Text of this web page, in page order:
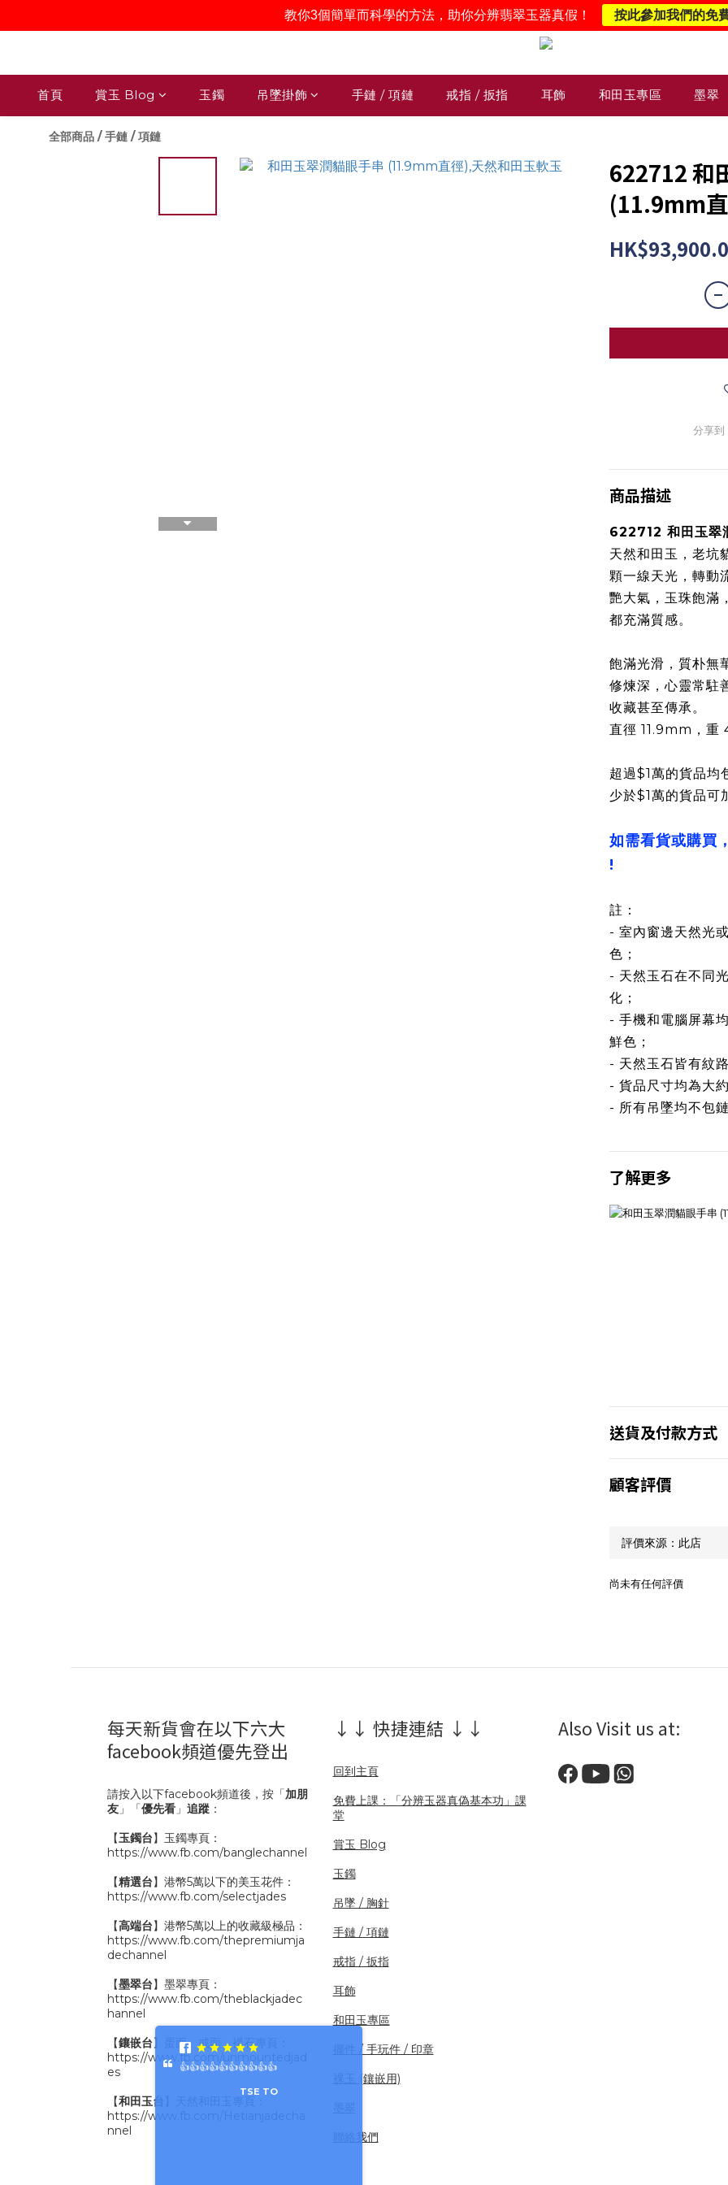
首頁 賞玉 Blog 玉鐲 吊墜掛飾 手鏈 / 項鏈 戒指 / 扳指 耳飾 和田玉專區 墨翠
全部商品 /手鏈 / 項鏈
622712 和
(11.9mm
分享到
商品描述
622712 和田玉翠
天然和田玉，老坑
顆一線天光，轉動
艷大氣，玉珠飽滿
都充滿質感。
飽滿光滑，質朴無
修煉深，心靈常駐
收藏甚至傳承。
直徑 11.9mm，重
超過$1萬的貨品均
少於$1萬的貨品
如需看貨或購買
!
註：
- 室內窗邊天然光
色；
- 天然玉石在不同
化；
- 手機和電腦屏幕
鮮色；
- 天然玉石皆有紋
- 貨品尺寸均為大
- 所有吊墜均不包
了解更多
送貨及付款方式
顧客評價
尚未有任何評價
每天新貨會在以下六大
facebook頻道優先登出
請按入以下facebook頻道後，按「加朋
友 」「優先看 」 追蹤 ：
【玉鐲台】玉鐲專頁：
https://www.fb.com/banglechannel
【精選台】港幣5萬以下的美玉花件：
https://www.fb.com/selectjades
【高端台】港幣5萬以上的收藏級極品：
https://www.fb.com/thepremiumja
dechannel
【墨翠台】墨翠專頁：
https://www.fb.com/theblackjadec
hannel
【鑲嵌台】蛋面、戒面、裸石專頁：
https://www.fb.com/unmountedjad
es
【和田玉台
https://www.fb.com/Hetianjadecha
nnel
↓↓ 快捷連結 ↓↓
回到主頁
免費上課：「分辨玉器真偽基本功」課
堂
賞玉 Blog
玉鐲
吊墜 / 胸針
手鏈 / 項鏈
戒指 / 扳指
耳飾
和田玉專區
擺件 / 手玩件 / 印章
裸玉 (鑲嵌用)
聯絡我們
Also Visit us at:
👍👍👍👍👍👍👍👍👍👍
TSE TO
教你3個簡單而科學的方法，助你分辨翡翠玉器真假！ 按此參加我們的免